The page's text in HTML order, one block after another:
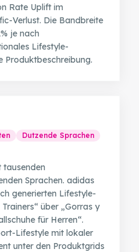
Rate Uplift im
Verlust. Die Bandbreite
je nach
Lifestyle-
Produktbeschreibung.
Dutzende Sprachen
tausenden
Sprachen. adidas
generierten Lifestyle-
über „Gorras y
für Herren“.
Lifestyle mit lokaler
unter den Produktgrids